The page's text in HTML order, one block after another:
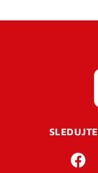
Pro úspěšné
vaší e-mailovou